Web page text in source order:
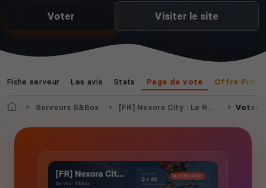
Voter Visiter le site
Fiche serveur Les avis Stats Page de vote Offre
AccueilServeurs S&Box [FR] Nexora City : Le RôlePlay Redéfini | Recrutement ON Voter